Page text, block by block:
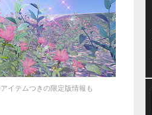
イテムつきの限定版情報も